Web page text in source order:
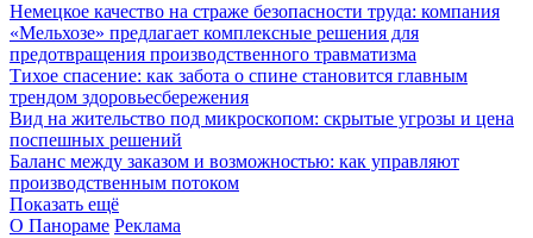
Немецкое качество на страже безопасности труда: компания
«Мельхозе» предлагает комплексные решения для
предотвращения производственного травматизма
Тихое спасение: как забота о спине становится главным
трендом здоровьесбережения
Вид на жительство под микроскопом: скрытые угрозы и цена
поспешных решений
Баланс между заказом и возможностью: как управляют
производственным потоком
Показать ещё
О Панораме Реклама